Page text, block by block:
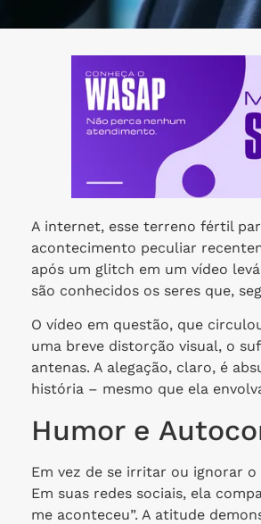
A internet, esse terreno fértil
acontecimento peculiar
após um glitch em um vídeo
são conhecidos os seres que,
O vídeo em questão, que
uma breve distorção visual, o
antenas. A alegação, claro, é
história – mesmo que ela
Humor e
Em vez de se irritar ou ignorar
Em suas redes sociais, ela
me aconteceu”. A atitude